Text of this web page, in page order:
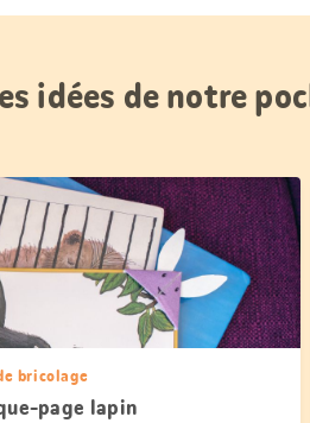
idées de notre
bricolage
page lapin